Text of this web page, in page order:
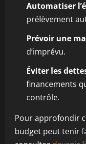
Automatiser
prélèvement
Prévoir une
d’imprévu.
Éviter les
financements
contrôle.
Pour approfondir
budget peut tenir